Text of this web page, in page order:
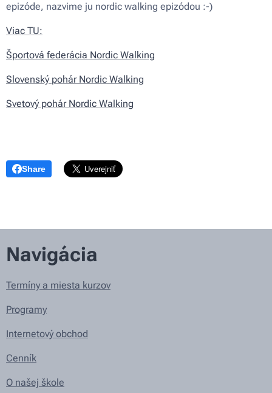
epizóde, nazvime ju nordic walking epizódou :-)
Viac TU:
Športová federácia Nordic Walking
Slovenský pohár Nordic Walking
Svetový pohár Nordic Walking
Share
Navigácia
Termíny a miesta kurzov
Programy
Internetový obchod
Cenník
O našej škole